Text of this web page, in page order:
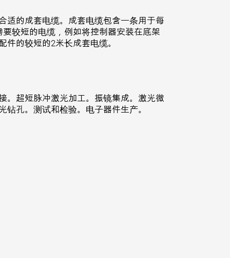
适的成套电缆。成套电缆包含一条用于每
较短的电缆，例如将控制器安装在底架
件的较短的2米长成套电缆。
。超短脉冲激光加工。振镜集成。激光微
钻孔。测试和检验。电子器件生产。